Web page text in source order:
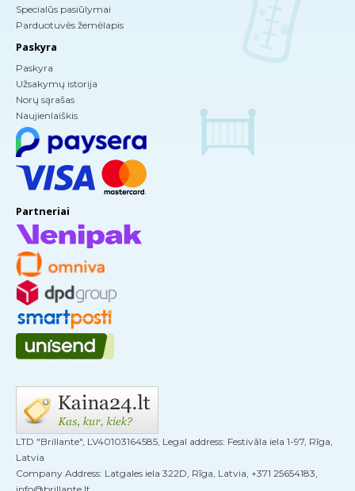
Specialūs pasiūlymai
Parduotuvės žemėlapis
Paskyra
Paskyra
Užsakymų istorija
Norų sąrašas
Naujienlaiškis
Partneriai
LTD "Brillante", LV40103164585, Legal address: Festivāla iela 1-97, Rīga,
Latvia
Company Address: Latgales iela 322D, Rīga, Latvia, +371 25654183,